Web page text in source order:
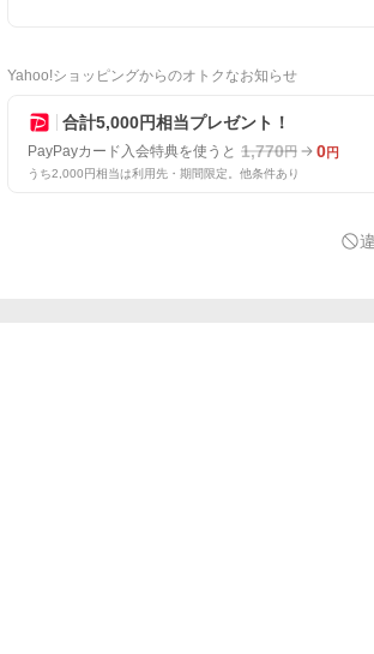
Yahoo!ショッピングからのオトクなお知らせ
合計5,000円相当プレゼント！
PayPayカード入会特典を使うと 1,770円 0円
うち2,000円相当は利用先・期間限定。他条件あり